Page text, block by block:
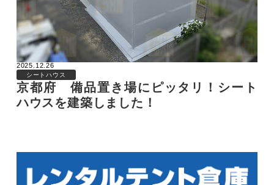
2025.12.26
シートハウス
京都府 備品置き場にピッタリ！シート
ハウスを建築しました！